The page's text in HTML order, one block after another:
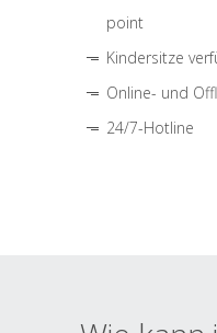
point
Kindersitze
Online- und
24/7-Hotline